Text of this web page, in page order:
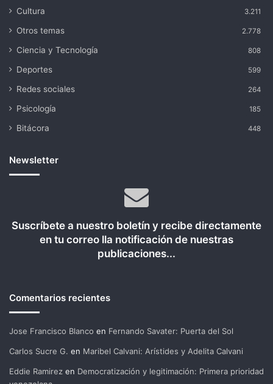
Cultura 3.211
Otros temas 2.778
Ciencia y Tecnología 808
Deportes 599
Redes sociales 264
Psicología 185
Bitácora 448
Newsletter
Suscríbete a nuestro boletín y recibe directamente
en tu correo lla notificación de nuestras
publicaciones...
Comentarios recientes
Jose Francisco Blanco en Fernando Savater: Puerta del Sol
Carlos Sucre G. en Maribel Calvani: Arístides y Adelita Calvani
Eddie Ramirez en Democratización y legitimación: Primera prioridad